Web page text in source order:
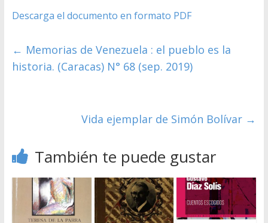
Descarga el documento en formato PDF
← Memorias de Venezuela : el pueblo es la
historia. (Caracas) N° 68 (sep. 2019)
Vida ejemplar de Simón Bolívar →
También te puede gustar